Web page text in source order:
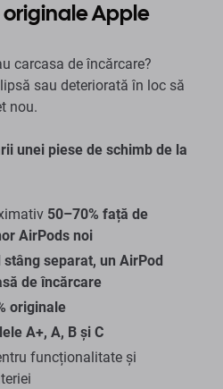
originale Apple
carcasa de încărcare?
sau deteriorată în loc să
nou.
unei piese de schimb de la
50–70% față de
AirPods noi
stâng separat, un AirPod
de încărcare
originale
A+, A, B și C
funcționalitate și